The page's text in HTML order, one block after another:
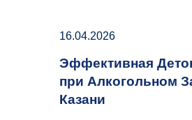
16.04.2026
Эффективная
при Алкогольном
Казани